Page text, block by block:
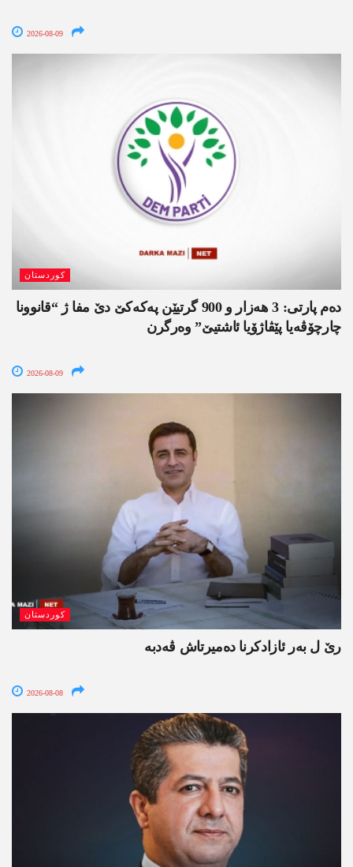
2026-08-09
کوردستان
دەم پارتی: 3 ھەزار و 900 گرتیێن پەکەکێ دێ مفا ژ “قانوونا
چارچۆڤەیا پێڤاژۆیا ئاشتیێ” وەرگرن
2026-08-09
کوردستان
رێ ل بەر ئازادکرنا دەمیرتاش ڤەدبە
2026-08-08